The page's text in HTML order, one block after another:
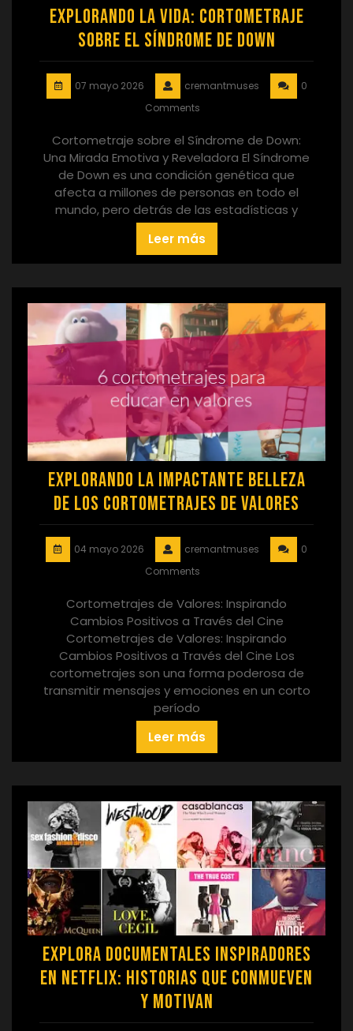
Explorando la Vida: Cortometraje
sobre el Síndrome de Down
07 mayo 2026 cremantmuses
0
Comments
Cortometraje sobre el Síndrome de Down:
Una Mirada Emotiva y Reveladora El Síndrome
de Down es una condición genética que
afecta a millones de personas en todo el
mundo, pero detrás de las estadísticas y
Leer más
Explorando la Impactante Belleza
de los Cortometrajes de Valores
04 mayo 2026 cremantmuses
0
Comments
Cortometrajes de Valores: Inspirando
Cambios Positivos a Través del Cine
Cortometrajes de Valores: Inspirando
Cambios Positivos a Través del Cine Los
cortometrajes son una forma poderosa de
transmitir mensajes y emociones en un corto
período
Leer más
Explora Documentales Inspiradores
en Netflix: Historias que Conmueven
y Motivan